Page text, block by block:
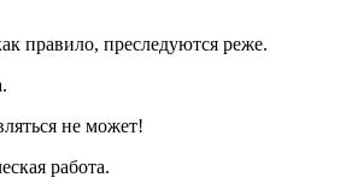
правило, преследуются реже.
не может!
работа.